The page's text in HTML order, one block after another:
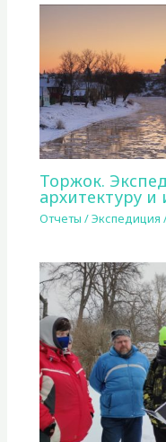
Торжок.
архитектуру
Отчеты /Экспедиция